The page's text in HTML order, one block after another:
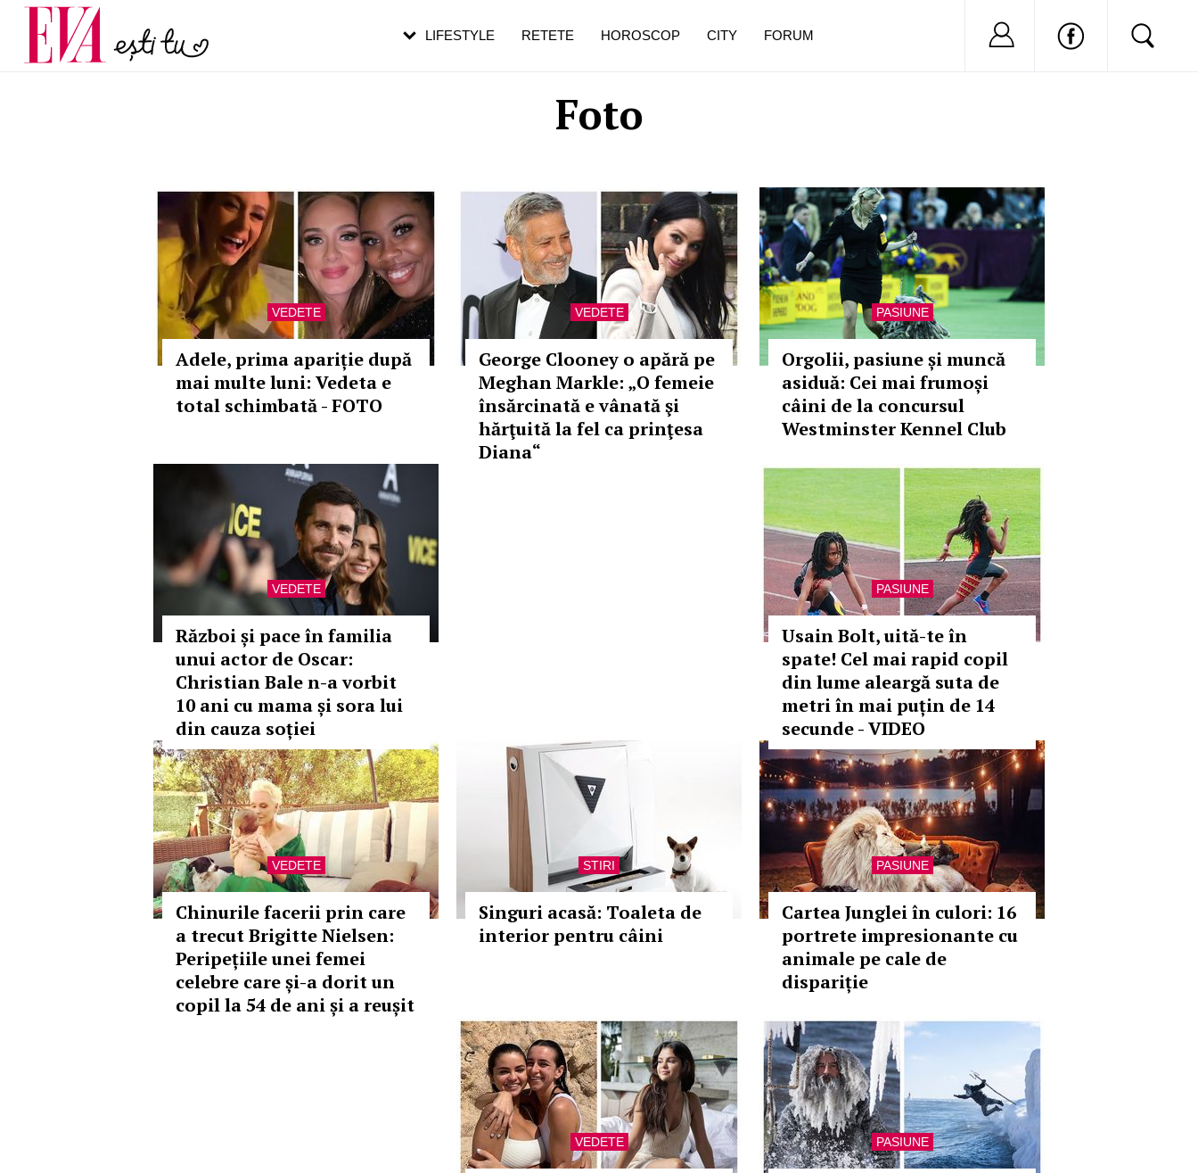
Foto
VEDETE
Adele, prima apariție după
mai multe luni: Vedeta e
total schimbată - FOTO
VEDETE
George Clooney o apără pe
Meghan Markle: „O femeie
însărcinată e vânată şi
hărţuită la fel ca prinţesa
Diana“
PASIUNE
Orgolii, pasiune și muncă
asiduă: Cei mai frumoși
câini de la concursul
Westminster Kennel Club
VEDETE
Război și pace în familia
unui actor de Oscar:
Christian Bale n-a vorbit
10 ani cu mama și sora lui
din cauza soției
PASIUNE
Usain Bolt, uită-te în
spate! Cel mai rapid copil
din lume aleargă suta de
metri în mai puțin de 14
secunde - VIDEO
VEDETE
Chinurile facerii prin care
a trecut Brigitte Nielsen:
Peripețiile unei femei
celebre care și-a dorit un
copil la 54 de ani și a reușit
STIRI
Singuri acasă: Toaleta de
interior pentru câini
PASIUNE
Cartea Junglei în culori: 16
portrete impresionante cu
animale pe cale de
dispariție
VEDETE PASIUNE
LIFESTYLE RETETE HOROSCOP CITY FORUM Nu ai cont?
Carieră
Actualitate
pe măsură ce înaintezi în vârstă